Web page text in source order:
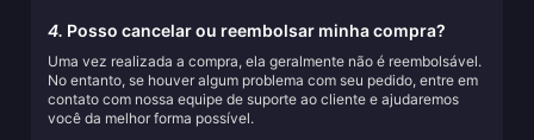
4. Posso cancelar ou reembolsar minha compra?
Uma vez realizada a compra, ela geralmente não é reembolsável.
No entanto, se houver algum problema com seu pedido, entre em
contato com nossa equipe de suporte ao cliente e ajudaremos
você da melhor forma possível.